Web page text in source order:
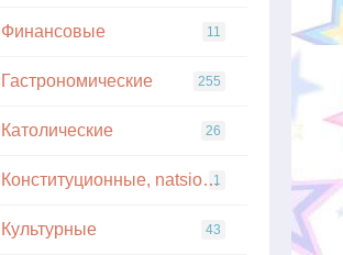
Финансовые 11
Гастрономические 255
Католические 26
Конституционные, natsionalnye
1
Культурные 43